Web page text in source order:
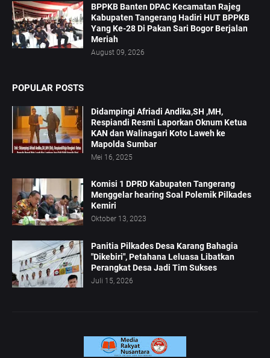
BPPKB Banten DPAC Kecamatan Rajeg
Kabupaten Tangerang Hadiri HUT BPPKB
Yang Ke-28 Di Pakan Sari Bogor Berjalan
Meriah
August 09, 2026
POPULAR POSTS
Didampingi Afriadi Andika,SH ,MH,
Respiandi Resmi Laporkan Oknum Ketua
KAN dan Walinagari Koto Laweh ke
Mapolda Sumbar
Mei 16, 2025
Komisi 1 DPRD Kabupaten Tangerang
Menggelar hearing Soal Polemik Pilkades
Kemiri
Oktober 13, 2023
Panitia Pilkades Desa Karang Bahagia
"Dikebiri", Petahana Leluasa Libatkan
Perangkat Desa Jadi Tim Sukses
Juli 15, 2026